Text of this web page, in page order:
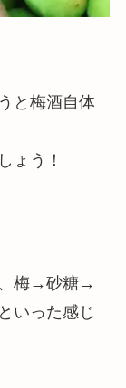
と梅酒自体
ょう！
梅→砂糖→
いった感じ